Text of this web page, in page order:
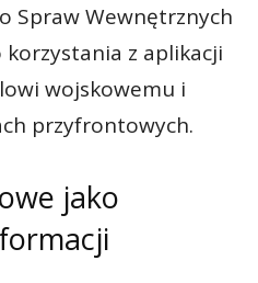
Spraw Wewnętrznych
korzystania z aplikacji
wojskowemu i
przyfrontowych.
jako